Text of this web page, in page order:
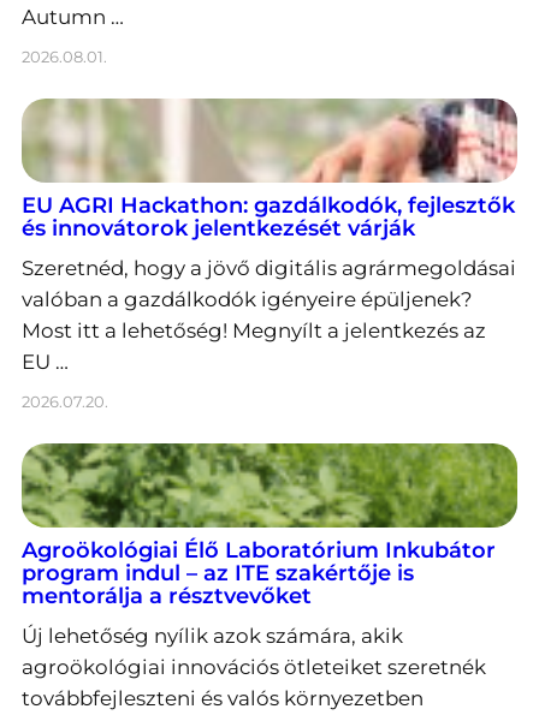
Autumn …
2026.08.01.
EU AGRI Hackathon: gazdálkodók, fejlesztők
és innovátorok jelentkezését várják
Szeretnéd, hogy a jövő digitális agrármegoldásai
valóban a gazdálkodók igényeire épüljenek?
Most itt a lehetőség! Megnyílt a jelentkezés az
EU …
2026.07.20.
Agroökológiai Élő Laboratórium Inkubátor
program indul – az ITE szakértője is
mentorálja a résztvevőket
Új lehetőség nyílik azok számára, akik
agroökológiai innovációs ötleteiket szeretnék
továbbfejleszteni és valós környezetben